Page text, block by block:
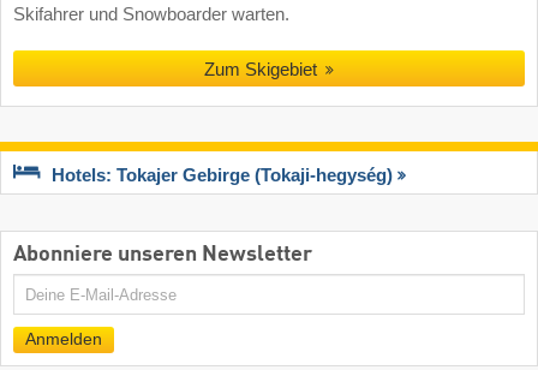
Skifahrer und Snowboarder warten.
Zum Skigebiet
Hotels: Tokajer Gebirge (Tokaji-hegység)
Abonniere unseren Newsletter
E-
Mail
Anmelden